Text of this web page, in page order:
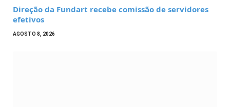
Direção da Fundart recebe comissão de servidores
efetivos
AGOSTO 8, 2026